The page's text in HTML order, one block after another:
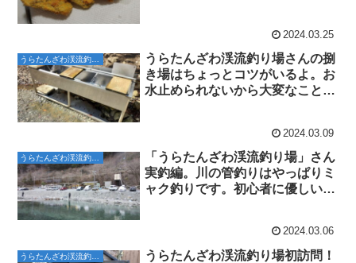
2024.03.25
うらたんざわ渓流釣り場
うらたんざわ渓流釣り場さんの捌
き場はちょっとコツがいるよ。お
水止められないから大変なことに
2024.03.09
「うらたんざわ渓流釣り場」さん
実釣編。川の管釣りはやっぱりミ
ャク釣りです。初心者に優しい
2024.03.06
うらたんざわ渓流釣り場初訪問！